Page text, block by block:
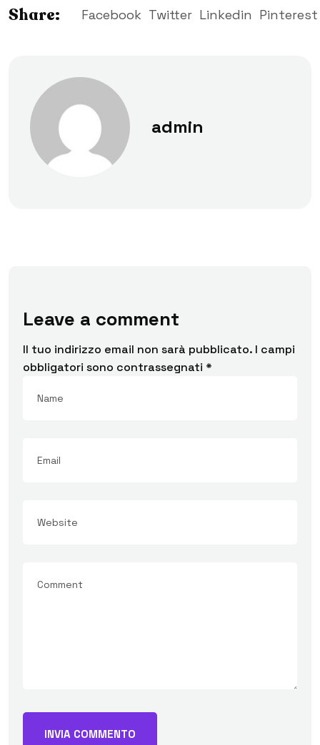
Share: Facebook Twitter Linkedin Pinterest
admin
Leave a comment
Il tuo indirizzo email non sarà pubblicato. I campi
obbligatori sono contrassegnati *